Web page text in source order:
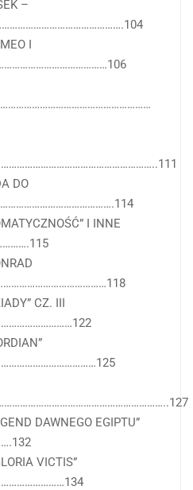
–
I
DO
I INNE
CZ. III
DAWNEGO EGIPTU”
VICTIS”